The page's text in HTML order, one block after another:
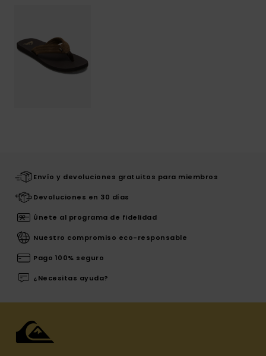
Envío y devoluciones gratuitos para miembros
Devoluciones en 30 días
Únete al programa de fidelidad
Nuestro compromiso eco-responsable
Pago 100% seguro
¿Necesitas ayuda?